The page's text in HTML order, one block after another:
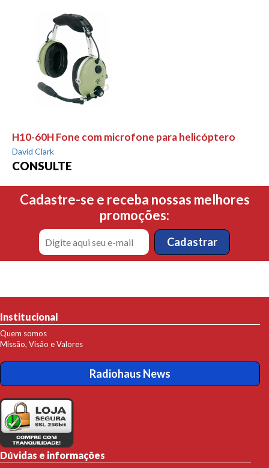
H10-60H Fone com microfone para helicóptero
David Clark
CONSULTE
Cadastre-se e receba nossas melhores
promoções:
Institucional
Quem somos
Missão, Visão e Valores
Radiohaus News
Dúvidas e informações